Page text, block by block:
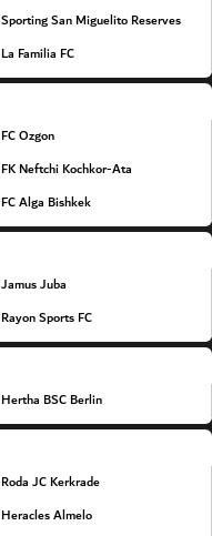
Sporting San Miguelito Reserves
La Familia FC
FC Ozgon
FK Neftchi Kochkor-Ata
FC Alga Bishkek
Jamus Juba
Rayon Sports FC
Hertha BSC Berlin
Roda JC Kerkrade
Heracles Almelo